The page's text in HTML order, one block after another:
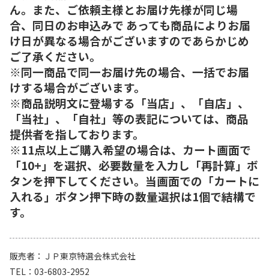
ん。また、ご依頼主様とお届け先様が同じ場
合、同日のお申込みで あっても商品によりお届
け日が異なる場合がございますのであらかじめ
ご了承ください。
※同一商品で同一お届け先の場合、一括でお届
けする場合がございます。
※商品説明文に登場する「当店」、「自店」、
「当社」、「自社」等の表記については、商品
提供者を指しております。
※11点以上ご購入希望の場合は、カート画面で
「10+」を選択、必要数量を入力し「再計算」ボ
タンを押下してください。当画面での「カートに
入れる」ボタン押下時の数量選択は1個で結構で
す。
販売者
ＪＰ東京特選会株式会社
TEL
03-6803-2952